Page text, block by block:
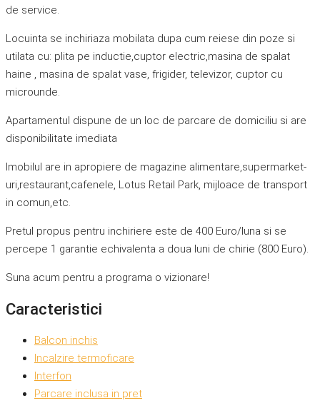
de service.
Locuinta se inchiriaza mobilata dupa cum reiese din poze si
utilata cu: plita pe inductie,cuptor electric,masina de spalat
haine , masina de spalat vase, frigider, televizor, cuptor cu
microunde.
Apartamentul dispune de un loc de parcare de domiciliu si are
disponibilitate imediata
Imobilul are in apropiere de magazine alimentare,supermarket-
uri,restaurant,cafenele, Lotus Retail Park, mijloace de transport
in comun,etc.
Pretul propus pentru inchiriere este de 400 Euro/luna si se
percepe 1 garantie echivalenta a doua luni de chirie (800 Euro).
Suna acum pentru a programa o vizionare!
Caracteristici
Balcon inchis
Incalzire termoficare
Interfon
Parcare inclusa in pret